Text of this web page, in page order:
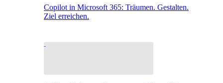
Copilot in Microsoft 365: Träumen. Gestalten.
Ziel erreichen.